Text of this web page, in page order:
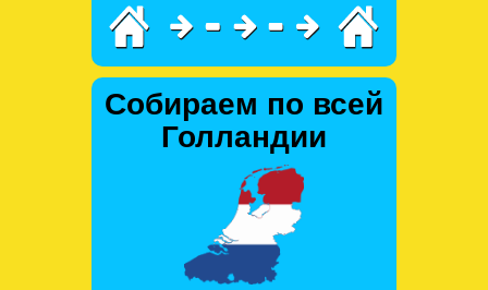
Собираем по всей
Голландии